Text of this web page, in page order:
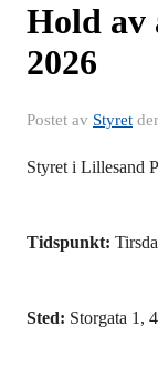
Hold av
2026
Postet av Styret
Styret i Lillesand
Tidspunkt:
Sted: Storgata 1,